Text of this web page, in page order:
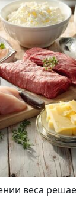
веса